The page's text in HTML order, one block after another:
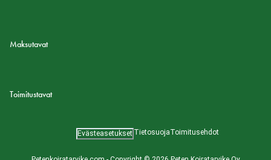
Maksutavat
Toimitustavat
Evästeasetukset TietosuojaToimitusehdot